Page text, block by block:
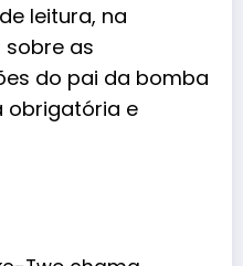
leitura, na
as
do pai da bomba
obrigatória e